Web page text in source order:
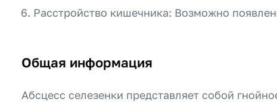
Расстройство кишечника: Возможно
Общая информация
Абсцесс селезенки представляет собой